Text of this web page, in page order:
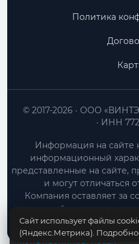
Политика
ООО
ИНН
© 2017-2026
Информация на сайте
информационный
представленные на сайте,
и могут отличаться
Компания оставляет за
изменений в конструкцию,
товара без
Сайт использует файлы
(Яндекс.Метрика).